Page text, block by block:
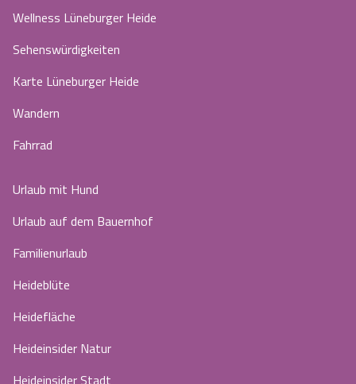
Wellness Lüneburger Heide
Sehenswürdigkeiten
Karte Lüneburger Heide
Wandern
Fahrrad
Urlaub mit Hund
Urlaub auf dem Bauernhof
Familienurlaub
Heideblüte
Heidefläche
Heideinsider Natur
Heideinsider Stadt